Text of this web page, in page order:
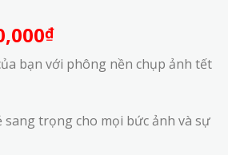
₫Khoảng
giá:
từ
đến
320,000₫
bạn với phông nền chụp ảnh tết
sang trọng cho mọi bức ảnh và sự